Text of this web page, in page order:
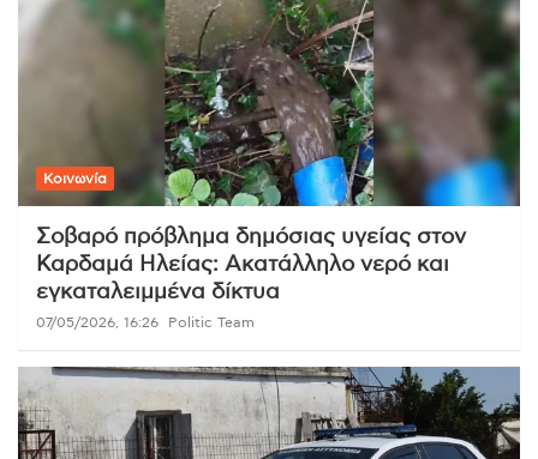
Κοινωνία
Σοβαρό πρόβλημα δημόσιας υγείας στον
Καρδαμά Ηλείας: Ακατάλληλο νερό και
εγκαταλειμμένα δίκτυα
07/05/2026, 16:26 Politic Team